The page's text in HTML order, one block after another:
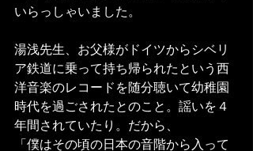
いらっしゃいました。
湯浅先生、お父様がドイツからシベリ
ア鉄道に乗って持ち帰られたという西
洋音楽のレコードを随分聴いて幼稚園
時代を過ごされたとのこと。謡いを４
年間されていたり。だから、
「僕はその頃の日本の音階から入って